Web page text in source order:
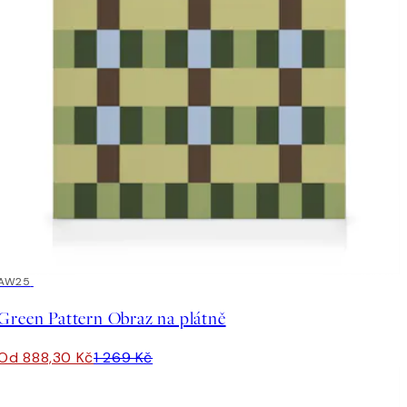
Pattern Obraz na plátně
888,30 Kč1 269 Kč